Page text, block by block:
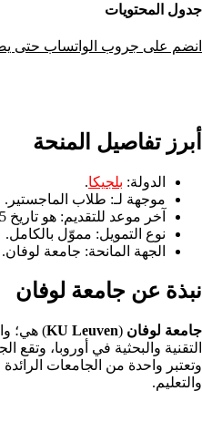
جدول المحتويات
انضم على جروب الواتساب حتى
أبرز تفاصيل المنحة
الدولة: بلجيكا.
موجهة لـ: طلاب الماجستير.
آخر موعد للتقديم: هو تاريخ
نوع التمويل: مموّل بالكامل.
الجهة المانحة: جامعة لوفان.
نبذة عن جامعة لوفان
جامعة لوفان (
KU Leuven) هي؛
التقنية والبحثية في أوروبا، وتقع
وتعتبر واحدة من الجامعات
والتعليم.